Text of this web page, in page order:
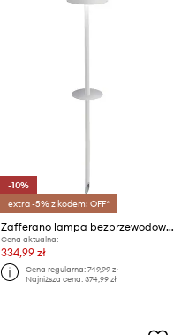
-10%
extra -5% z kodem: OFF*
Zafferano lampa bezprzewodowa led Poldina Foor
Cena aktualna:
334,99 zł
Cena regularna:749,99 zł
Najniższa cena:374,99 zł